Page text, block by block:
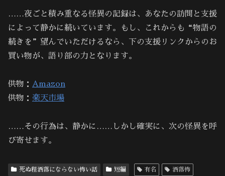
……夜ごと積み重なる怪異の記録は、あなたの訪問と支援
によって静かに続いています。もし、これからも“物語の
続きを”望んでいただけるなら、下の支援リンクからのお
買い物が、語り部の力となります。
供物： Amazon
供物： 楽天市場
……その行為は、静かに……しかし確実に、次の怪異を呼
び寄せます。
死ぬ程洒落にならない怖い話 短編 有名 洒落怖